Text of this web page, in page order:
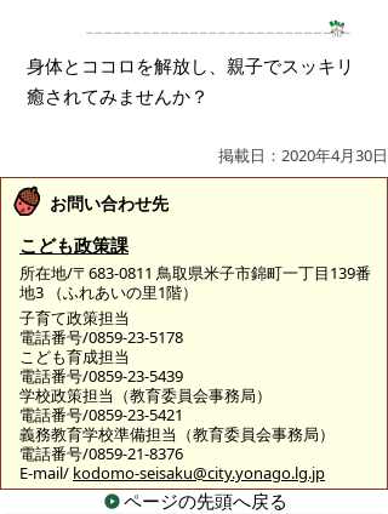
身体とココロを解放し、親子でスッキリ
癒されてみませんか？
掲載日：2020年4月30日
お問い合わせ先
こども政策課
所在地/〒683-0811 鳥取県米子市錦町一丁目139番
地3 （ふれあいの里1階）
子育て政策担当
電話番号/0859-23-5178
こども育成担当
電話番号/0859-23-5439
学校政策担当（教育委員会事務局）
電話番号/0859-23-5421
義務教育学校準備担当（教育委員会事務局）
電話番号/0859-21-8376
E-mail/ kodomo-seisaku@city.yonago.lg.jp
ページの先頭へ戻る